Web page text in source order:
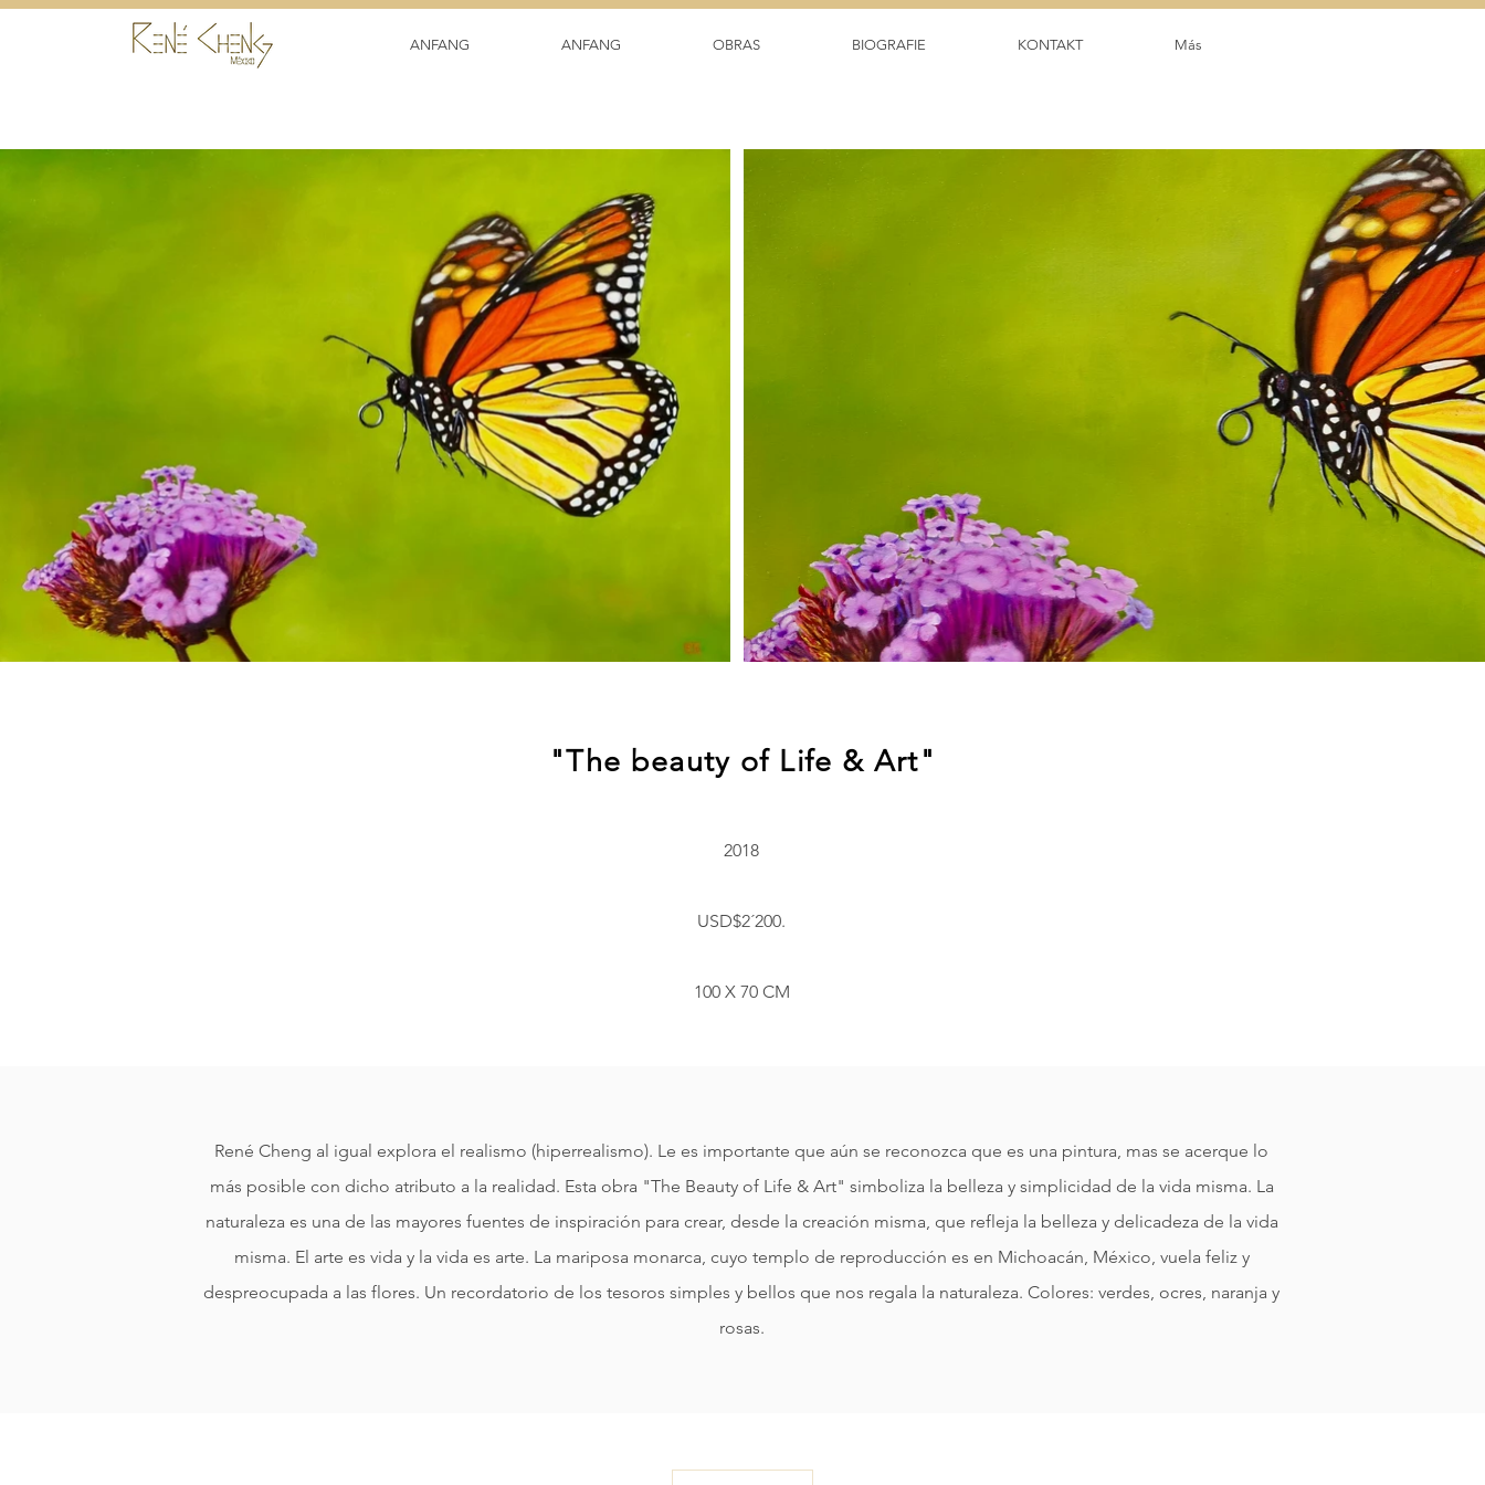
ANFANG ANFANG OBRAS BIOGRAFIE KONTAKT Más
"The beauty of Life & Art"
2018
USD$2´200.
100 X 70 CM
René Cheng al igual explora el realismo (hiperrealismo). Le es importante que aún se reconozca que es una pintura, mas se acerque lo
más posible con dicho atributo a la realidad. Esta obra "The Beauty of Life & Art" simboliza la belleza y simplicidad de la vida misma. La
naturaleza es una de las mayores fuentes de inspiración para crear, desde la creación misma, que refleja la belleza y delicadeza de la vida
misma. El arte es vida y la vida es arte. La mariposa monarca, cuyo templo de reproducción es en Michoacán, México, vuela feliz y
despreocupada a las flores. Un recordatorio de los tesoros simples y bellos que nos regala la naturaleza. Colores: verdes, ocres, naranja y
rosas.